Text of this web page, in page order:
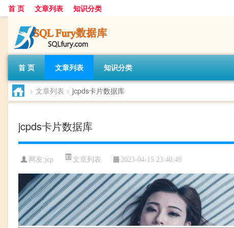
首 页 文章列表 知识分类
首 页 文章列表 知识分类
> 文章列表 > jcpds卡片数据库
jcpds卡片数据库
网友:jcp 文章列表 2023-04-15 23:40:49